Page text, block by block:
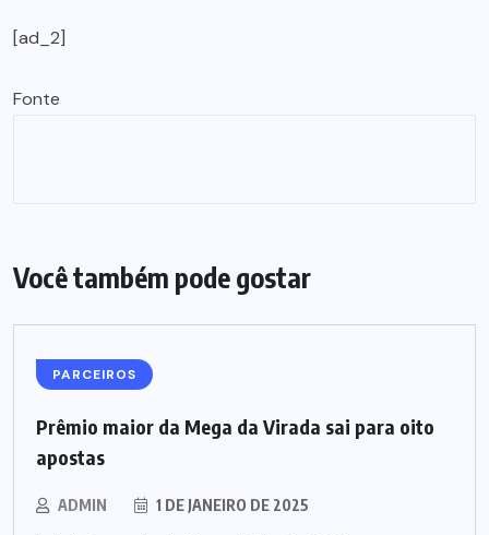
[ad_2]
Fonte
Você também pode gostar
PARCEIROS
Prêmio maior da Mega da Virada sai para oito
apostas
ADMIN 1 DE JANEIRO DE 2025